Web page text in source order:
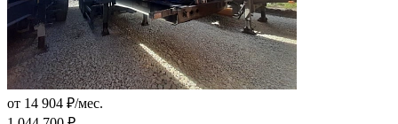
от 14 904 ₽/мес.